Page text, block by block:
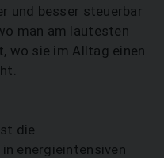
und besser steuerbar
man am lautesten
wo sie im Alltag einen
die
energieintensiven